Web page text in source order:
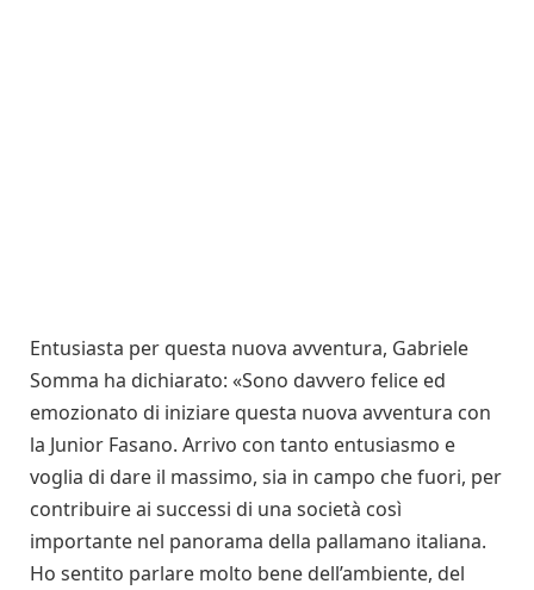
Entusiasta per questa nuova avventura, Gabriele
Somma ha dichiarato: «Sono davvero felice ed
emozionato di iniziare questa nuova avventura con
la Junior Fasano. Arrivo con tanto entusiasmo e
voglia di dare il massimo, sia in campo che fuori, per
contribuire ai successi di una società così
importante nel panorama della pallamano italiana.
Ho sentito parlare molto bene dell’ambiente, del